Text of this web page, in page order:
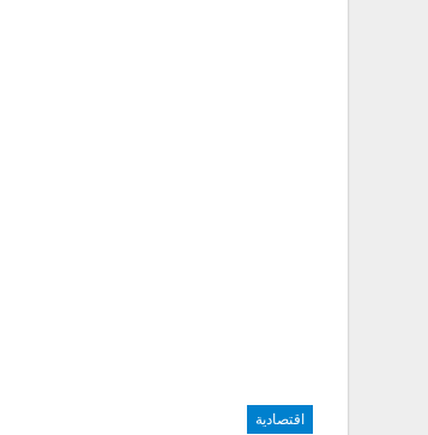
اقتصادية